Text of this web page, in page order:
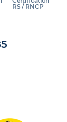
RS / RNCP